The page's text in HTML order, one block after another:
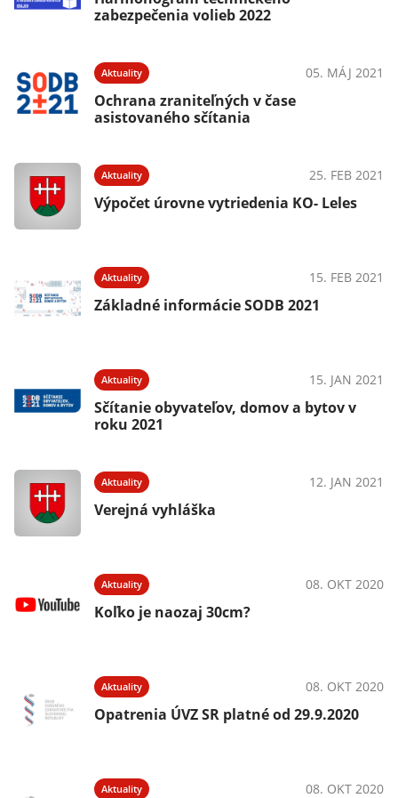
zabezpečenia volieb 2022
Aktuality 05. MÁJ 2021
Ochrana zraniteľných v čase
asistovaného sčítania
Aktuality 25. FEB 2021
Výpočet úrovne vytriedenia KO- Leles
Aktuality 15. FEB 2021
Základné informácie SODB 2021
Aktuality 15. JAN 2021
Sčítanie obyvateľov, domov a bytov v
roku 2021
Aktuality 12. JAN 2021
Verejná vyhláška
Aktuality 08. OKT 2020
Koľko je naozaj 30cm?
Aktuality 08. OKT 2020
Opatrenia ÚVZ SR platné od 29.9.2020
Aktuality 08. OKT 2020